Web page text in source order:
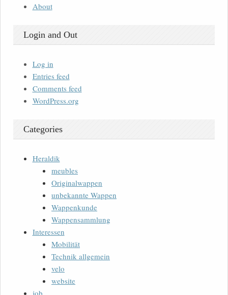
About
Login and Out
Log in
Entries feed
Comments feed
WordPress.org
Categories
Heraldik
meubles
Originalwappen
unbekannte Wappen
Wappenkunde
Wappensammlung
Interessen
Mobilität
Technik allgemein
velo
website